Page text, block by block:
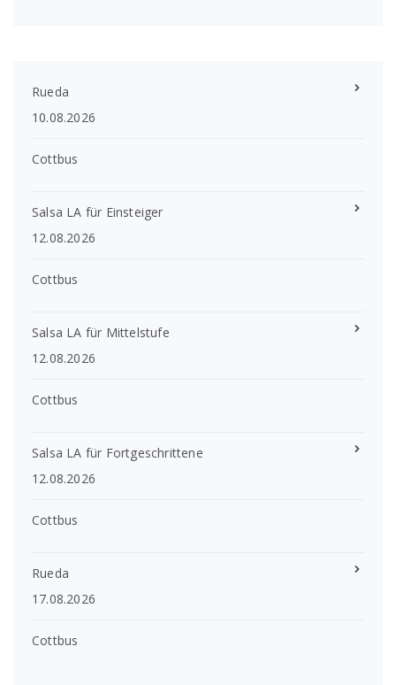
Rueda
10.08.2026
Cottbus
Salsa LA für Einsteiger
12.08.2026
Cottbus
Salsa LA für Mittelstufe
12.08.2026
Cottbus
Salsa LA für Fortgeschrittene
12.08.2026
Cottbus
Rueda
17.08.2026
Cottbus